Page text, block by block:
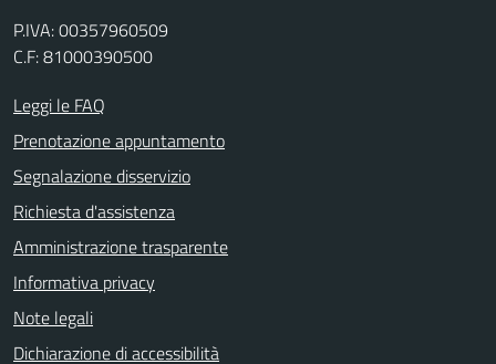
P.IVA: 00357960509
C.F: 81000390500
Leggi le FAQ
Prenotazione appuntamento
Segnalazione disservizio
Richiesta d'assistenza
Amministrazione trasparente
Informativa privacy
Note legali
Dichiarazione di accessibilità